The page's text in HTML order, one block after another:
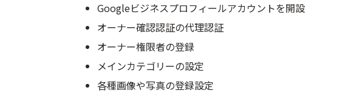
Googleビジネスプロフィールアカウントを開設
オーナー確認認証の代理認証
オーナー権限者の登録
メインカテゴリーの設定
各種画像や写真の登録設定